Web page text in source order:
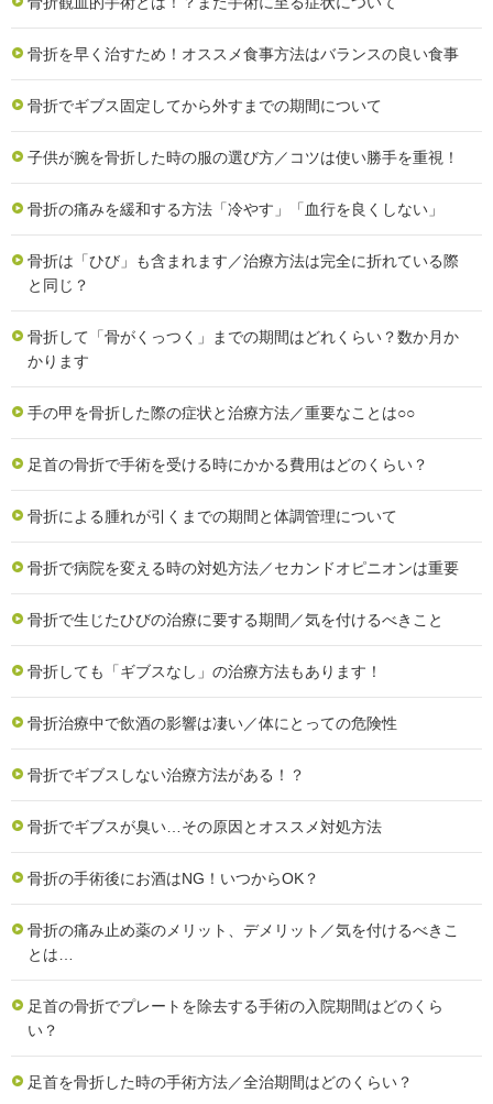
骨折を早く治すため！オススメ食事方法はバランスの良い食事
骨折でギブス固定してから外すまでの期間について
子供が腕を骨折した時の服の選び方／コツは使い勝手を重視！
骨折の痛みを緩和する方法「冷やす」「血行を良くしない」
骨折は「ひび」も含まれます／治療方法は完全に折れている際
と同じ？
骨折して「骨がくっつく」までの期間はどれくらい？数か月か
かります
手の甲を骨折した際の症状と治療方法／重要なことは○○
足首の骨折で手術を受ける時にかかる費用はどのくらい？
骨折による腫れが引くまでの期間と体調管理について
骨折で病院を変える時の対処方法／セカンドオピニオンは重要
骨折で生じたひびの治療に要する期間／気を付けるべきこと
骨折しても「ギブスなし」の治療方法もあります！
骨折治療中で飲酒の影響は凄い／体にとっての危険性
骨折でギブスしない治療方法がある！？
骨折でギブスが臭い…その原因とオススメ対処方法
骨折の手術後にお酒はNG！いつからOK？
骨折の痛み止め薬のメリット、デメリット／気を付けるべきこ
とは…
足首の骨折でプレートを除去する手術の入院期間はどのくら
い？
足首を骨折した時の手術方法／全治期間はどのくらい？